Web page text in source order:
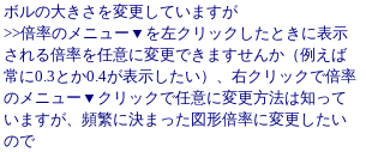
ボルの大きさを変更していますが
>>倍率のメニュー▼を左クリックしたときに表示
される倍率を任意に変更できますせんか（例えば
常に0.3とか0.4が表示したい）、右クリックで倍率
のメニュー▼クリックで任意に変更方法は知って
いますが、頻繁に決まった図形倍率に変更したい
ので